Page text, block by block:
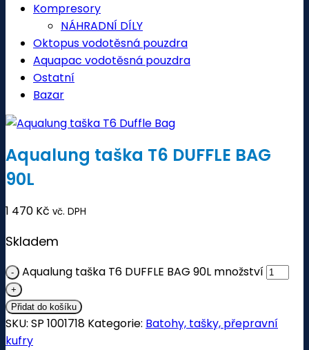
Kompresory
NÁHRADNÍ DÍLY
Oktopus vodotěsná pouzdra
Aquapac vodotěsná pouzdra
Ostatní
Bazar
Aqualung taška T6 DUFFLE BAG
90L
1 470 Kč vč. DPH
Skladem
Aqualung taška T6 DUFFLE BAG 90L množství
Přidat do košíku
SKU: SP 1001718 Kategorie: Batohy, tašky, přepravní
kufry